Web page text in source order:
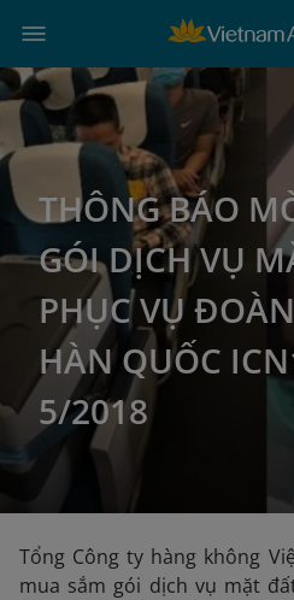
THÔNG BÁO
GÓI DỊCH VỤ
PHỤC VỤ
HÀN QUỐC
5/2018
Tổng Công ty hàng không
mua sắm gói dịch vụ mặt